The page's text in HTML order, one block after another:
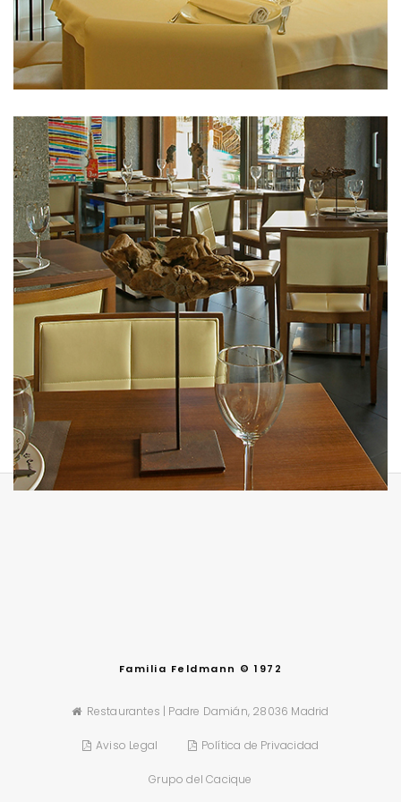
Familia Feldmann © 1972
Restaurantes | Padre Damián, 28036 Madrid
Aviso Legal Política de Privacidad
Grupo del Cacique